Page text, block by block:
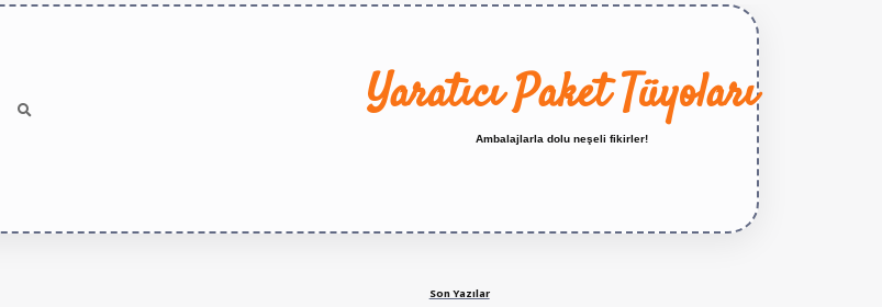
Yaratıcı Paket Tüyoları
Ambalajlarla dolu neşeli fikirler!
Son Yazılar